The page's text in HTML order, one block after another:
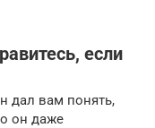
если
дал вам понять,
он даже